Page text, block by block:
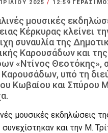
2025/ 12:59
μουσικές
Κέρκυρας κλείνει
συναυλία της
Καρουσάδων και
«Ντίνος Θεοτόκης»,
Καρουσάδων, υπό τη
Κωβαίου και Σπύρου
μουσικές εκδηλώσεις
και την Μ.